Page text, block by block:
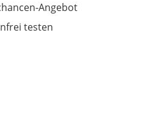
Angebot
testen